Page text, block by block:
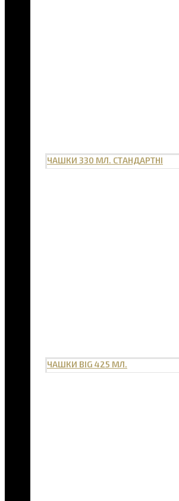
ЧАШКИ 330 МЛ. СТАНДАРТНІ
ЧАШКИ BIG 425 МЛ.